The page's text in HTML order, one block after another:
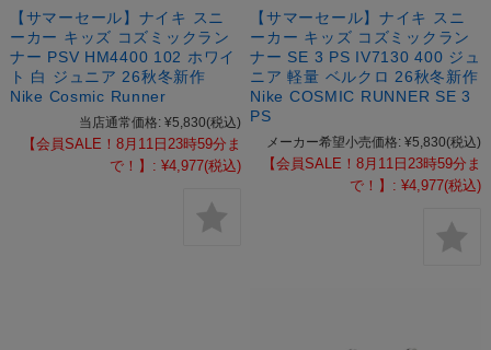
【サマーセール】ナイキ スニ
ーカー キッズ コズミックラン
ナー PSV HM4400 102 ホワイ
ト 白 ジュニア 26秋冬新作
Nike Cosmic Runner
当店通常価格: ¥5,830(税込)
【会員SALE！8月11日23時59分ま
で！】: ¥4,977(税込)
【サマーセール】ナイキ スニ
ーカー キッズ コズミックラン
ナー SE 3 PS IV7130 400 ジュ
ニア 軽量 ベルクロ 26秋冬新作
Nike COSMIC RUNNER SE 3
PS
メーカー希望小売価格: ¥5,830(税込)
【会員SALE！8月11日23時59分ま
で！】: ¥4,977(税込)